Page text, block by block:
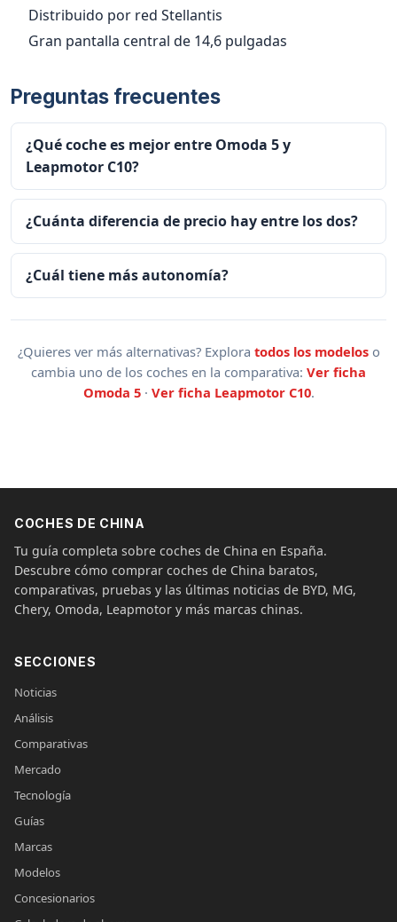
Distribuido por red Stellantis
Gran pantalla central de 14,6 pulgadas
Preguntas frecuentes
¿Qué coche es mejor entre Omoda 5 y
Leapmotor C10?
¿Cuánta diferencia de precio hay entre los dos?
¿Cuál tiene más autonomía?
¿Quieres ver más alternativas? Explora todos los modeloso
cambia uno de los coches en la comparativa: Ver ficha
Omoda 5· Ver ficha Leapmotor C10.
COCHES DE CHINA
Tu guía completa sobre coches de China en España.
Descubre cómo comprar coches de China baratos,
comparativas, pruebas y las últimas noticias de BYD, MG,
Chery, Omoda, Leapmotor y más marcas chinas.
SECCIONES
Noticias
Análisis
Comparativas
Mercado
Tecnología
Guías
Marcas
Modelos
Concesionarios